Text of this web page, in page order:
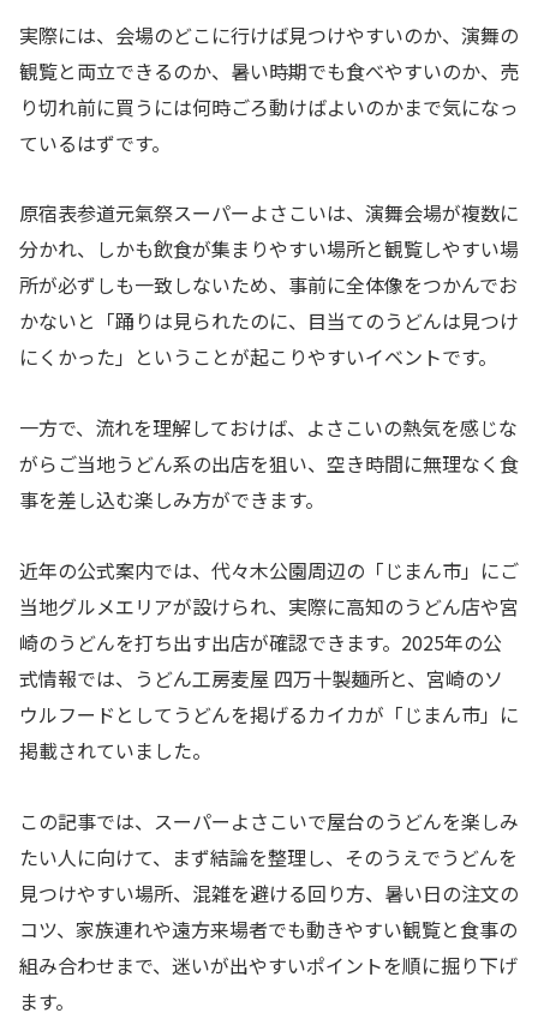
実際には、会場のどこに行けば見つけやすいのか、演舞の
観覧と両立できるのか、暑い時期でも食べやすいのか、売
り切れ前に買うには何時ごろ動けばよいのかまで気になっ
ているはずです。
原宿表参道元氣祭スーパーよさこいは、演舞会場が複数に
分かれ、しかも飲食が集まりやすい場所と観覧しやすい場
所が必ずしも一致しないため、事前に全体像をつかんでお
かないと「踊りは見られたのに、目当てのうどんは見つけ
にくかった」ということが起こりやすいイベントです。
一方で、流れを理解しておけば、よさこいの熱気を感じな
がらご当地うどん系の出店を狙い、空き時間に無理なく食
事を差し込む楽しみ方ができます。
近年の公式案内では、代々木公園周辺の「じまん市」にご
当地グルメエリアが設けられ、実際に高知のうどん店や宮
崎のうどんを打ち出す出店が確認できます。2025年の公
式情報では、うどん工房麦屋 四万十製麺所と、宮崎のソ
ウルフードとしてうどんを掲げるカイカが「じまん市」に
掲載されていました。
この記事では、スーパーよさこいで屋台のうどんを楽しみ
たい人に向けて、まず結論を整理し、そのうえでうどんを
見つけやすい場所、混雑を避ける回り方、暑い日の注文の
コツ、家族連れや遠方来場者でも動きやすい観覧と食事の
組み合わせまで、迷いが出やすいポイントを順に掘り下げ
ます。